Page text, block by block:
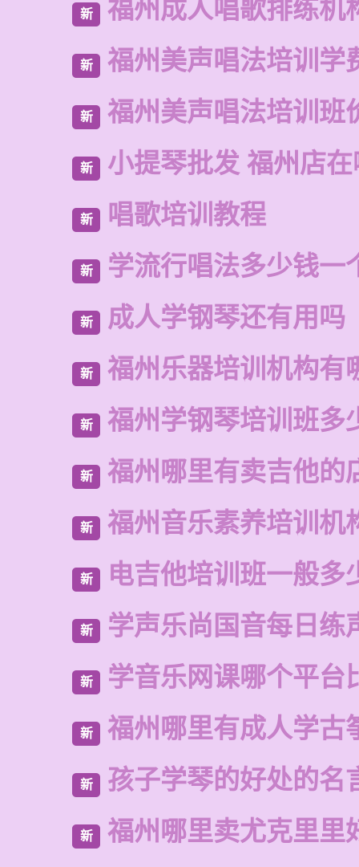
新 福州成人唱歌排练机
新 福州美声唱法培训学
新 福州美声唱法培训班
新 小提琴批发 福州店
新 唱歌培训教程
新 学流行唱法多少钱一
新 成人学钢琴还有用吗
新 福州乐器培训机构有
新 福州学钢琴培训班多
新 福州哪里有卖吉他的
新 福州音乐素养培训机
新 电吉他培训班一般多
新 学声乐尚国音每日练
新 学音乐网课哪个平台
新 福州哪里有成人学古
新 孩子学琴的好处的名
新 福州哪里卖尤克里里